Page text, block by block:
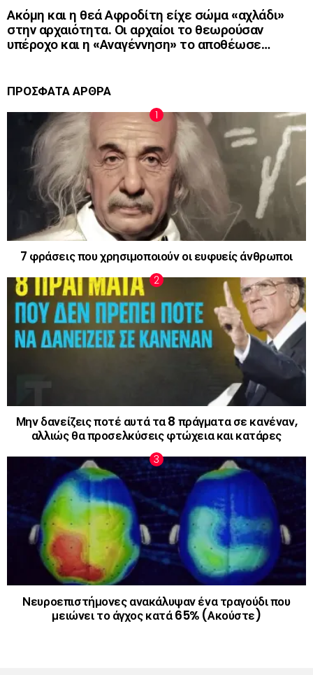
Ακόμη και η θεά Αφροδίτη είχε σώμα «αχλάδι»
στην αρχαιότητα. Οι αρχαίοι το θεωρούσαν
υπέροχο και η «Αναγέννηση» το αποθέωσε…
ΠΡΟΣΦΑΤΑ ΑΡΘΡΑ
7 φράσεις που χρησιμοποιούν οι ευφυείς άνθρωποι
Μην δανείζεις ποτέ αυτά τα 8 πράγματα σε κανέναν,
αλλιώς θα προσελκύσεις φτώχεια και κατάρες
Νευροεπιστήμονες ανακάλυψαν ένα τραγούδι που
μειώνει το άγχος κατά 65% (Ακούστε)